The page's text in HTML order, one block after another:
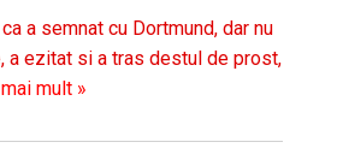
a semnat cu Dortmund, dar nu
a ezitat si a tras destul de prost,
mult »